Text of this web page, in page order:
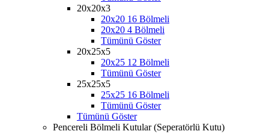
20x20x3
20x20 16 Bölmeli
20x20 4 Bölmeli
Tümünü Göster
20x25x5
20x25 12 Bölmeli
Tümünü Göster
25x25x5
25x25 16 Bölmeli
Tümünü Göster
Tümünü Göster
Pencereli Bölmeli Kutular (Seperatörlü Kutu)